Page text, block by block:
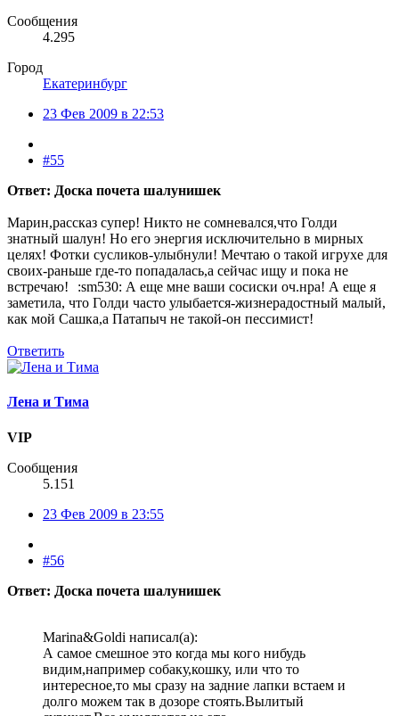
Сообщения
4.295
Город
Екатеринбург
23 Фев 2009 в 22:53
#55
Ответ: Доска почета шалунишек
Марин,рассказ супер! Никто не сомневался,что Голди
знатный шалун! Но его энергия исключительно в мирных
целях! Фотки сусликов-улыбнули! Мечтаю о такой игрухе для
своих-раньше где-то попадалась,а сейчас ищу и пока не
встречаю!
:sm530: А еще мне ваши сосиски оч.нра! А еще я
заметила, что Голди часто улыбается-жизнерадостный малый,
как мой Сашка,а Патапыч не такой-он пессимист!
Ответить
Лена и Тима
VIP
Сообщения
5.151
23 Фев 2009 в 23:55
#56
Ответ: Доска почета шалунишек
Marina&Goldi написал(а):
А самое смешное это когда мы кого нибудь
видим,например собаку,кошку, или что то
интересное,то мы сразу на задние лапки встаем и
долго можем так в дозоре стоять.Вылитый